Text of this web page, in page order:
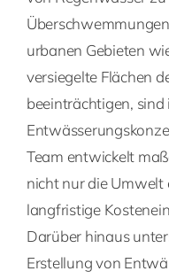
urbanen Gebieten
versiegelte Flächen
beeinträchtigen,
Team entwickelt
nicht nur die Umwelt
langfristige
Darüber hinaus
Erstellung von